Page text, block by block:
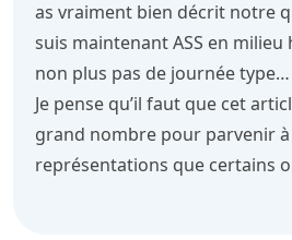
as vraiment bien décrit notre
suis maintenant ASS en milieu
non plus pas de journée type…
Je pense qu’il faut que cet
grand nombre pour parvenir
représentations que certains